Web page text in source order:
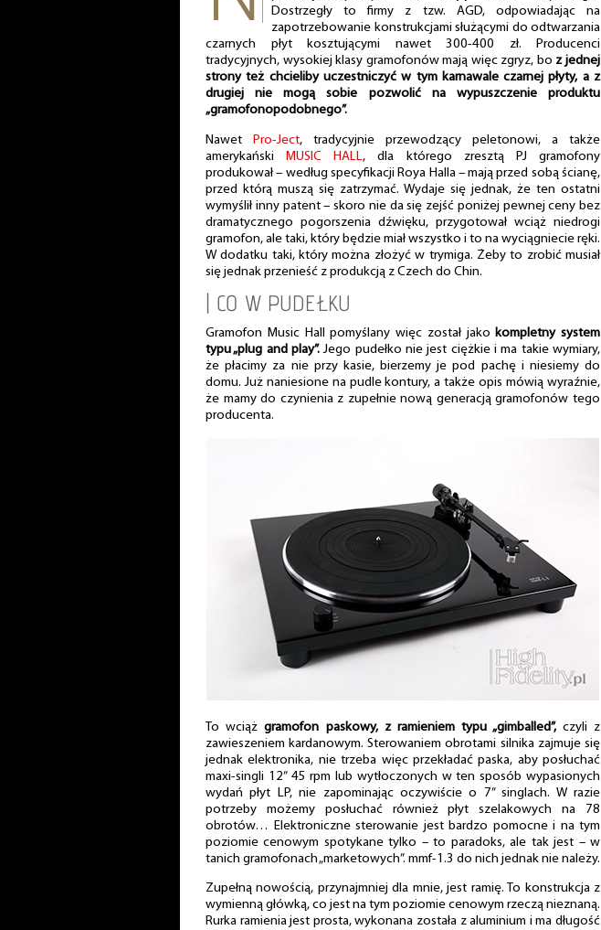
Dostrzegły to firmy z tzw. AGD, odpowiadając na
zapotrzebowanie konstrukcjami służącymi do odtwarzania
czarnych płyt kosztującymi nawet 300-400 zł. Producenci
tradycyjnych, wysokiej klasy gramofonów mają więc zgryz, bo z jednej
strony też chcieliby uczestniczyć w tym karnawale czarnej płyty, a z
drugiej nie mogą sobie pozwolić na wypuszczenie produktu
„gramofonopodobnego”.
Nawet Pro-Ject, tradycyjnie przewodzący peletonowi, a także
amerykański
MUSIC HALL, dla którego zresztą PJ gramofony
produkował – według specyfikacji Roya Halla – mają przed sobą ścianę,
przed którą muszą się zatrzymać. Wydaje się jednak, że ten ostatni
wymyślił inny patent – skoro nie da się zejść poniżej pewnej ceny bez
dramatycznego pogorszenia dźwięku, przygotował wciąż niedrogi
gramofon, ale taki, który będzie miał wszystko i to na wyciągniecie ręki.
W dodatku taki, który można złożyć w trymiga. Żeby to zrobić musiał
się jednak przenieść z produkcją z Czech do Chin.
| CO W PUDEŁKU
Gramofon Music Hall pomyślany więc został jakokompletny system
typu „plug and play”. Jego pudełko nie jest ciężkie i ma takie wymiary,
że płacimy za nie przy kasie, bierzemy je pod pachę i niesiemy do
domu. Już naniesione na pudle kontury, a także opis mówią wyraźnie,
że mamy do czynienia z zupełnie nową generacją gramofonów tego
producenta.
To wciążgramofon paskowy, z ramieniem typu „gimballed”,czyli z
zawieszeniem kardanowym. Sterowaniem obrotami silnika zajmuje się
jednak elektronika, nie trzeba więc przekładać paska, aby posłuchać
maxi-singli 12” 45 rpm lub wytłoczonych w ten sposób wypasionych
wydań płyt LP, nie zapominając oczywiście o 7” singlach. W razie
potrzeby możemy posłuchać również płyt szelakowych na 78
obrotów… Elektroniczne sterowanie jest bardzo pomocne i na tym
poziomie cenowym spotykane tylko – to paradoks, ale tak jest – w
tanich gramofonach „marketowych”. mmf-1.3 do nich jednak nie należy.
Zupełną nowością, przynajmniej dla mnie, jest ramię. To konstrukcja z
wymienną główką, co jest na tym poziomie cenowym rzeczą nieznaną.
Rurka ramienia jest prosta, wykonana została z aluminium i ma długość